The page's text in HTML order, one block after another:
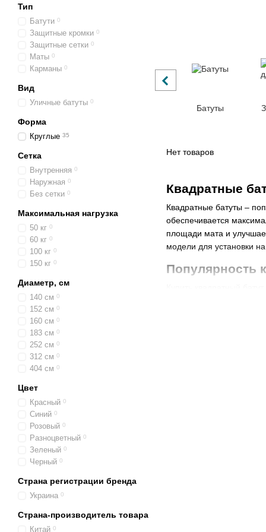
Батуты
Квадратные
Квадратные батуты –
обеспечивается
площади мата и
модели для установки
Популярность
Нет товаров
Тип
Батути 0
Защитные кромки 0
Защитные сетки 0
Маты 0
Карманы 0
Вид
Уличные батуты 0
Форма
Круглые 35
Сетка
Внутренняя 0
Наружная 0
Без сетки 0
Максимальная нагрузка
50 кг 0
60 кг 0
100 кг 0
150 кг 0
Диаметр, см
140 см 0
152 см 0
160 см 0
183 см 0
252 см 0
312 см 0
404 см 0
Цвет
Красный 0
Синий 0
Розовый 0
Разноцветный 0
Зеленый 0
Черный 0
Страна регистрации бренда
Украина 0
Страна-производитель товара
Китай 0